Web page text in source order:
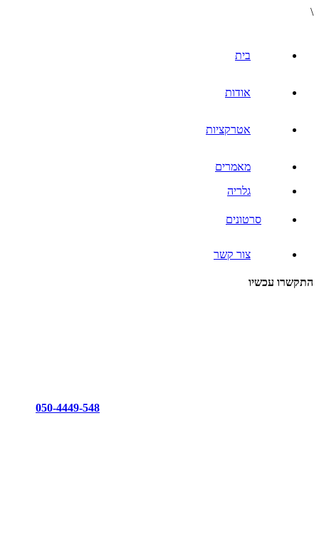
\
בית
אודות
אטרקציות
מאמרים
גלריה
סרטונים
צור קשר
התקשרו עכשיו
050-4449-548